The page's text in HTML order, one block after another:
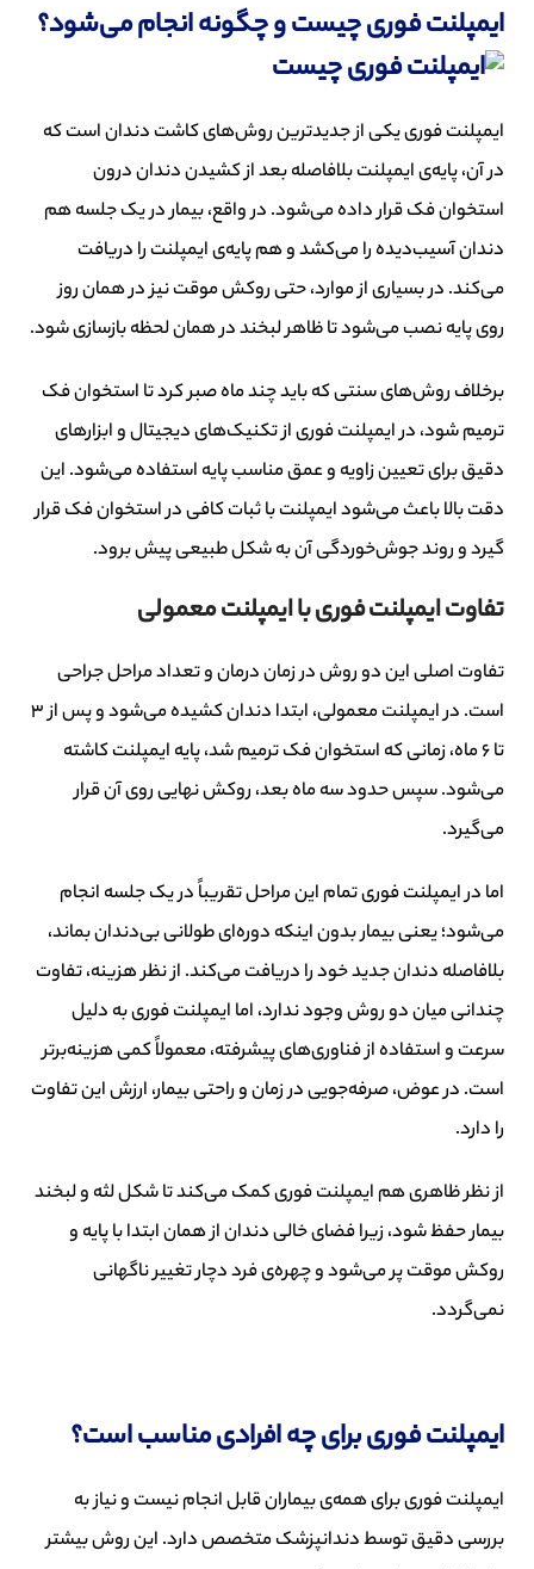
ایمپلنت فوری چیست و چگونه انجام می‌شود؟
ایمپلنت فوری یکی از جدیدترین روش‌های کاشت دندان است که
در آن، پایه‌ی ایمپلنت بلافاصله بعد از کشیدن دندان درون
استخوان فک قرار داده می‌شود. در واقع، بیمار در یک جلسه هم
دندان آسیب‌دیده را می‌کشد و هم پایه‌ی ایمپلنت را دریافت
می‌کند. در بسیاری از موارد، حتی روکش موقت نیز در همان روز
روی پایه نصب می‌شود تا ظاهر لبخند در همان لحظه بازسازی شود.
برخلاف روش‌های سنتی که باید چند ماه صبر کرد تا استخوان فک
ترمیم شود، در ایمپلنت فوری از تکنیک‌های دیجیتال و ابزارهای
دقیق برای تعیین زاویه و عمق مناسب پایه استفاده می‌شود. این
دقت بالا باعث می‌شود ایمپلنت با ثبات کافی در استخوان فک قرار
گیرد و روند جوش‌خوردگی آن به شکل طبیعی پیش برود.
تفاوت ایمپلنت فوری با ایمپلنت معمولی
تفاوت اصلی این دو روش در زمان درمان و تعداد مراحل جراحی
است. در ایمپلنت معمولی، ابتدا دندان کشیده می‌شود و پس از ۳
تا ۶ ماه، زمانی که استخوان فک ترمیم شد، پایه ایمپلنت کاشته
می‌شود. سپس حدود سه ماه بعد، روکش نهایی روی آن قرار
می‌گیرد.
اما در ایمپلنت فوری تمام این مراحل تقریباً در یک جلسه انجام
می‌شود؛ یعنی بیمار بدون اینکه دوره‌ای طولانی بی‌دندان بماند،
بلافاصله دندان جدید خود را دریافت می‌کند. از نظر هزینه، تفاوت
چندانی میان دو روش وجود ندارد، اما ایمپلنت فوری به دلیل
سرعت و استفاده از فناوری‌های پیشرفته، معمولاً کمی هزینه‌برتر
است. در عوض، صرفه‌جویی در زمان و راحتی بیمار، ارزش این تفاوت
را دارد.
از نظر ظاهری هم ایمپلنت فوری کمک می‌کند تا شکل لثه و لبخند
بیمار حفظ شود، زیرا فضای خالی دندان از همان ابتدا با پایه و
روکش موقت پر می‌شود و چهره‌ی فرد دچار تغییر ناگهانی
نمی‌گردد.
ایمپلنت فوری برای چه افرادی مناسب است؟
ایمپلنت فوری برای همه‌ی بیماران قابل انجام نیست و نیاز به
بررسی دقیق توسط دندانپزشک متخصص دارد. این روش بیشتر